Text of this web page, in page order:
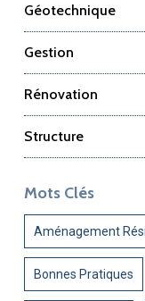
Géotechnique
Gestion
Rénovation
Structure
Mots Clés
Aménagement
Bonnes Pratiques